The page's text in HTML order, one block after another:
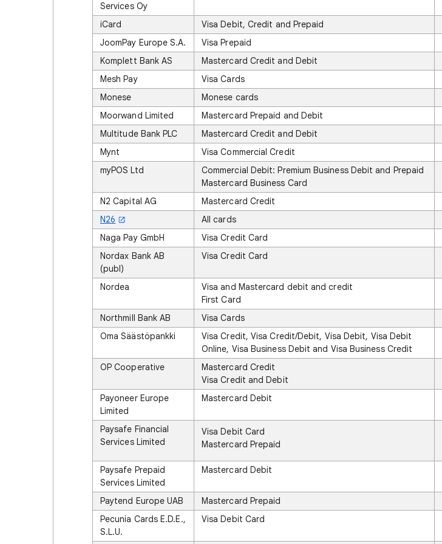
Services Oy
iCard
Visa Debit, Credit and Prepaid
JoomPay Europe S.A.
Visa Prepaid
Komplett Bank AS
Mastercard Credit and Debit
Mesh Pay
Visa Cards
Monese
Monese cards
Moorwand Limited
Mastercard Prepaid and Debit
Multitude Bank PLC
Mastercard Credit and Debit
Mynt
Visa Commercial Credit
myPOS Ltd
Commercial Debit: Premium Business Debit and Prepaid
Mastercard Business Card
N2 Capital AG
Mastercard Credit
N26
All cards
Naga Pay GmbH
Visa Credit Card
Nordax Bank AB
(publ)
Visa Credit Card
Nordea
Visa and Mastercard debit and credit
First Card
Northmill Bank AB
Visa Cards
Oma Säästöpankki
Visa Credit, Visa Credit/Debit, Visa Debit, Visa Debit
Online, Visa Business Debit and Visa Business Credit
OP Cooperative
Mastercard Credit
Visa Credit and Debit
Payoneer Europe
Limited
Mastercard Debit
Paysafe Financial
Services Limited
Visa Debit Card
Mastercard Prepaid
Paysafe Prepaid
Services Limited
Mastercard Debit
Paytend Europe UAB
Mastercard Prepaid
Pecunia Cards E.D.E.,
S.L.U.
Visa Debit Card